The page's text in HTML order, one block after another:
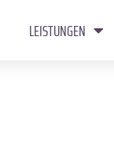
LEISTUNGEN